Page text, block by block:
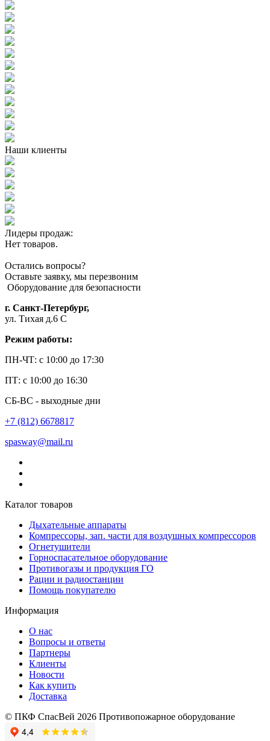
Наши клиенты
Лидеры продаж:
Нет товаров.
Остались вопросы?
Оставьте заявку, мы перезвоним
Оборудование для безопасности
г. Санкт-Петербург,
ул. Тихая д.6 С
Режим работы:
ПН-ЧТ: с 10:00 до 17:30
ПТ: с 10:00 до 16:30
СБ-ВС - выходные дни
+7 (812) 6678817
spasway@mail.ru
Каталог товаров
Дыхательные аппараты
Компрессоры, зап. части для воздушных компрессоров
Огнетушители
Горноспасательное оборудование
Противогазы и продукция ГО
Рации и радиостанции
Помощь покупателю
Информация
О нас
Вопросы и ответы
Партнеры
Клиенты
Новости
Как купить
Доставка
© ПКФ СпасВей 2026 Противопожарное оборудование